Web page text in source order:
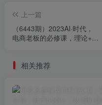
上一篇
（6443期）2023AI·时代，
电商老板的必修课，理论+实
相关推荐